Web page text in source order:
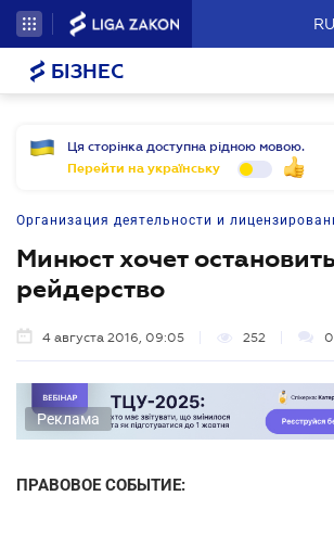
RU
БІЗНЕС
Ця сторінка доступна рідною мовою.
Перейти на українську
Организация деятельности и
Минюст хочет
рейдерство
4 августа 2016, 09:05 252 0
Реклама
ПРАВОВОЕ СОБЫТИЕ: